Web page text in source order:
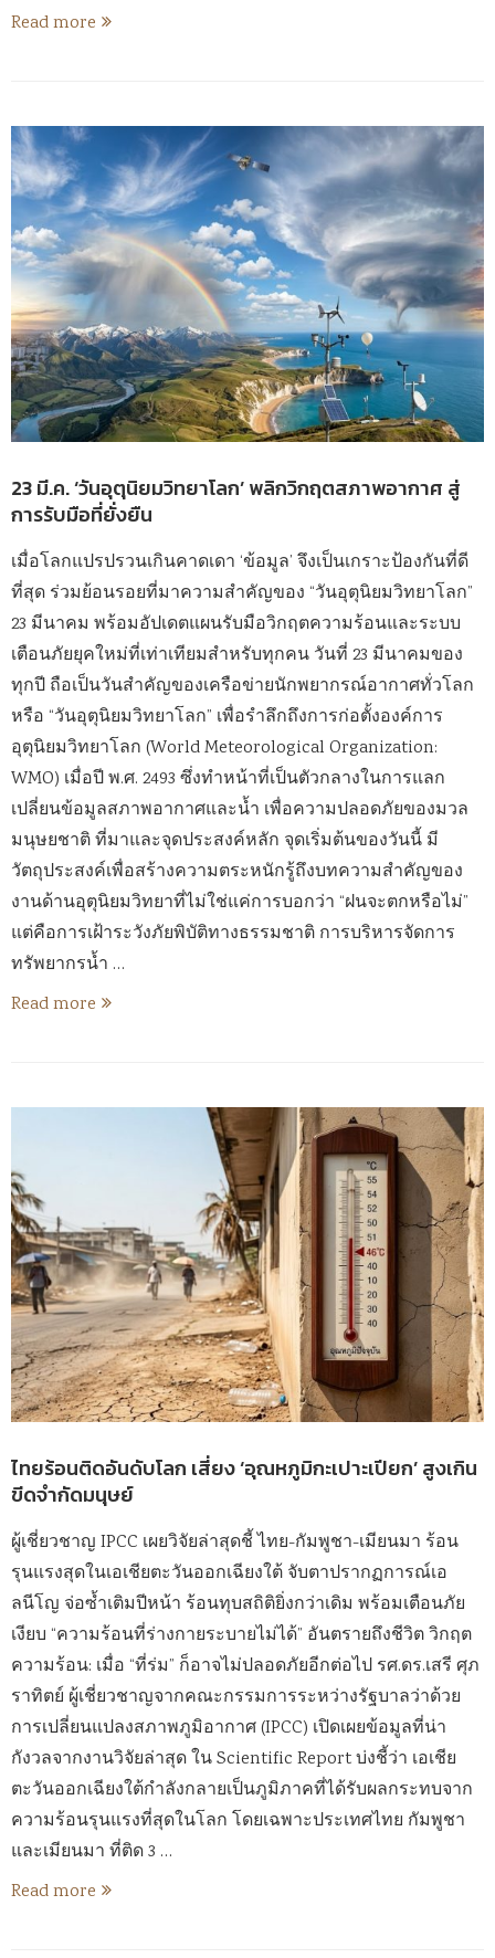
Read more
23 มี.ค. ‘วันอุตุนิยมวิทยาโลก’ พลิกวิกฤตสภาพอากาศ สู่
การรับมือที่ยั่งยืน
เมื่อโลกแปรปรวนเกินคาดเดา ‘ข้อมูล’ จึงเป็นเกราะป้องกันที่ดี
ที่สุด ร่วมย้อนรอยที่มาความสำคัญของ “วันอุตุนิยมวิทยาโลก”
23 มีนาคม พร้อมอัปเดตแผนรับมือวิกฤตความร้อนและระบบ
เตือนภัยยุคใหม่ที่เท่าเทียมสำหรับทุกคน วันที่ 23 มีนาคมของ
ทุกปี ถือเป็นวันสำคัญของเครือข่ายนักพยากรณ์อากาศทั่วโลก
หรือ “วันอุตุนิยมวิทยาโลก” เพื่อรำลึกถึงการก่อตั้งองค์การ
อุตุนิยมวิทยาโลก (World Meteorological Organization:
WMO) เมื่อปี พ.ศ. 2493 ซึ่งทำหน้าที่เป็นตัวกลางในการแลก
เปลี่ยนข้อมูลสภาพอากาศและน้ำ เพื่อความปลอดภัยของมวล
มนุษยชาติ ที่มาและจุดประสงค์หลัก จุดเริ่มต้นของวันนี้ มี
วัตถุประสงค์เพื่อสร้างความตระหนักรู้ถึงบทความสำคัญของ
งานด้านอุตุนิยมวิทยาที่ไม่ใช่แค่การบอกว่า “ฝนจะตกหรือไม่”
แต่คือการเฝ้าระวังภัยพิบัติทางธรรมชาติ การบริหารจัดการ
ทรัพยากรน้ำ …
Read more
ไทยร้อนติดอันดับโลก เสี่ยง ‘อุณหภูมิกะเปาะเปียก’ สูงเกิน
ขีดจำกัดมนุษย์
ผู้เชี่ยวชาญ IPCC เผยวิจัยล่าสุดชี้ ไทย-กัมพูชา-เมียนมา ร้อน
รุนแรงสุดในเอเชียตะวันออกเฉียงใต้ จับตาปรากฏการณ์เอ
ลนีโญ จ่อซ้ำเติมปีหน้า ร้อนทุบสถิติยิ่งกว่าเดิม พร้อมเตือนภัย
เงียบ “ความร้อนที่ร่างกายระบายไม่ได้” อันตรายถึงชีวิต วิกฤต
ความร้อน: เมื่อ “ที่ร่ม” ก็อาจไม่ปลอดภัยอีกต่อไป รศ.ดร.เสรี ศุภ
ราทิตย์ ผู้เชี่ยวชาญจากคณะกรรมการระหว่างรัฐบาลว่าด้วย
การเปลี่ยนแปลงสภาพภูมิอากาศ (IPCC) เปิดเผยข้อมูลที่น่า
กังวลจากงานวิจัยล่าสุด ใน Scientific Report บ่งชี้ว่า เอเชีย
ตะวันออกเฉียงใต้กำลังกลายเป็นภูมิภาคที่ได้รับผลกระทบจาก
ความร้อนรุนแรงที่สุดในโลก โดยเฉพาะประเทศไทย กัมพูชา
และเมียนมา ที่ติด 3 …
Read more